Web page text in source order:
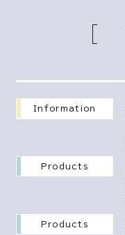
Information
Products
Products